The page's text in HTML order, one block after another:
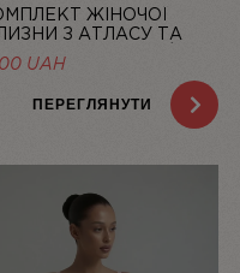
ЖІНОЧОЇ
З АТЛАСУ ТА
“LA ROSÉE” ЗІ
— LINIYA
UAH
ПЕРЕГЛЯНУТИ